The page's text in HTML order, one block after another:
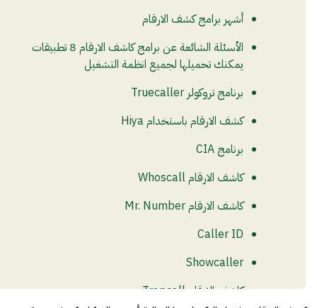
أشهر برامج كشف الارقام
الأسئلة الشائعة عن برامج كاشف الارقام 8 تطبيقات
يمكنك تحميلها لجميع انظمة التشغيل
برنامج تروكولر Truecaller
كشف الارقام باستخدام Hiya
برنامج CIA
كاشف الارقام Whoscall
كاشف الارقام Mr. Number
Caller ID
Showcaller
كاشف الارقام Trapcall